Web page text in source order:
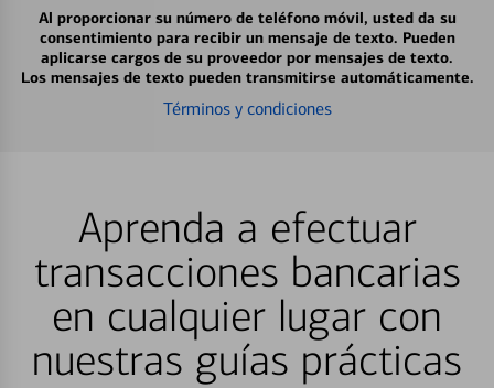
Al proporcionar su número de teléfono móvil, usted da su
consentimiento para recibir un mensaje de texto. Pueden
aplicarse cargos de su proveedor por mensajes de texto.
Los mensajes de texto pueden transmitirse automáticamente.
Términos y condiciones
Aprenda a efectuar
transacciones bancarias
en cualquier lugar con
nuestras guías prácticas